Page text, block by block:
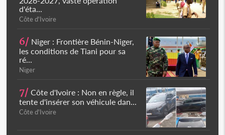
d'éta...
Côte d'Ivoire
6/ Niger : Frontière Bénin-Niger,
les conditions de Tiani pour sa
ré...
Niger
7/ Côte d'Ivoire : Non en règle, il
tente d'insérer son véhicule dan...
Côte d'Ivoire